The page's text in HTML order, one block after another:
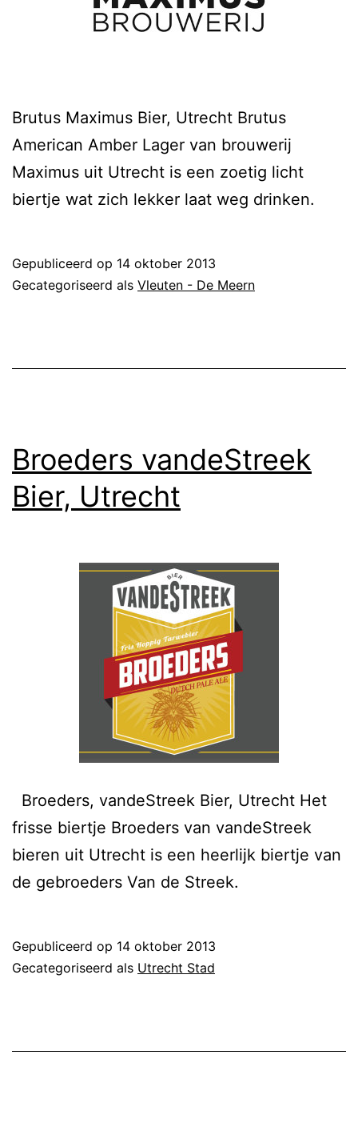
Brutus Maximus Bier, Utrecht Brutus
American Amber Lager van brouwerij
Maximus uit Utrecht is een zoetig licht
biertje wat zich lekker laat weg drinken.
Gepubliceerd op 14 oktober 2013
Gecategoriseerd als Vleuten - De Meern
Broeders vandeStreek
Bier, Utrecht
Broeders, vandeStreek Bier, Utrecht Het
frisse biertje Broeders van vandeStreek
bieren uit Utrecht is een heerlijk biertje van
de gebroeders Van de Streek.
Gepubliceerd op 14 oktober 2013
Gecategoriseerd als Utrecht Stad